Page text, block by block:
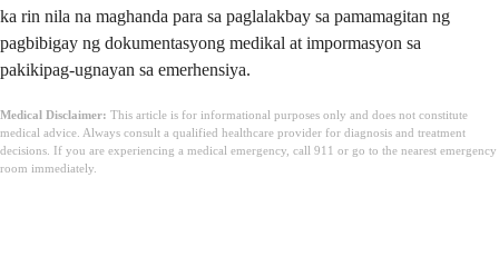
ka rin nila na maghanda para sa paglalakbay sa pamamagitan ng
pagbibigay ng dokumentasyong medikal at impormasyon sa
pakikipag-ugnayan sa emerhensiya.
Medical Disclaimer: This article is for informational purposes only and does not constitute
medical advice. Always consult a qualified healthcare provider for diagnosis and treatment
decisions. If you are experiencing a medical emergency, call 911 or go to the nearest emergency
room immediately.